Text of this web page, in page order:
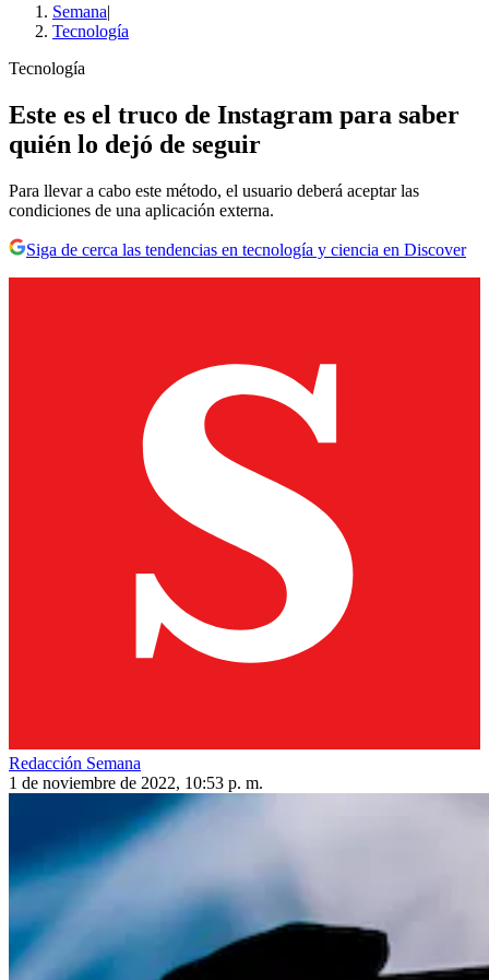
Semana|
Tecnología
Tecnología
Este es el truco de Instagram para saber
quién lo dejó de seguir
Para llevar a cabo este método, el usuario deberá aceptar las
condiciones de una aplicación externa.
Siga de cerca las tendencias en tecnología y ciencia en Discover
Redacción Semana
1 de noviembre de 2022, 10:53 p. m.